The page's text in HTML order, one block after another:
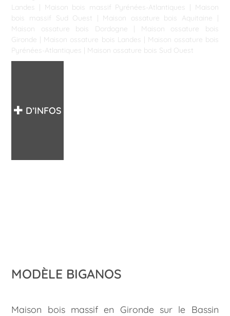
Landes | Maison bois massif Pyrénées-Atlantiques |
Maison
bois massif Sud Ouest
| Maison ossature bois Aquitaine |
Maison ossature bois Dordogne |
Maison ossature bois
Gironde | Maison ossature bois Landes | Maison ossature bois
Pyrénées-Atlantiques | Maison ossature bois Sud Ouest
D’INFOS
MODÈLE BIGANOS
Maison bois massif en Gironde sur le Bassin